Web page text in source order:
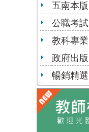
五南本版
公職考試
教科專業
政府出版
暢銷精選